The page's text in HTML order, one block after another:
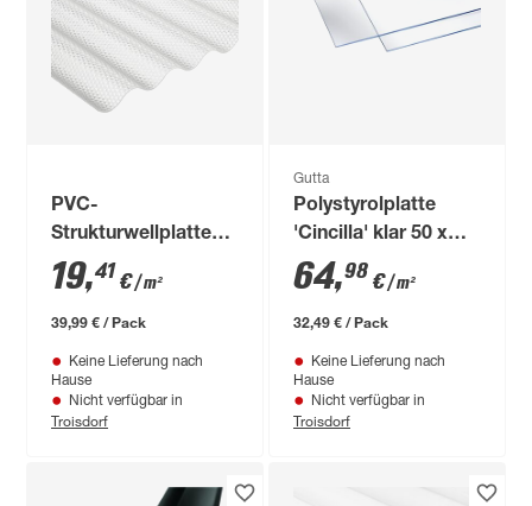
PVC-
Strukturwellplatte
transparent 200 x
103 x 0,25 cm
19,41€/ m²
39,99 € / Pack
Keine Lieferung nach
Hause
Nicht verfügbar in
Troisdorf
Gutta
Polystyrolplatte
'Cincilla' klar 50 x
100 x 0,5 cm
64,98 €/ m²
32,49 € / Pack
Keine Lieferung nach
Hause
Nicht verfügbar in
Troisdorf